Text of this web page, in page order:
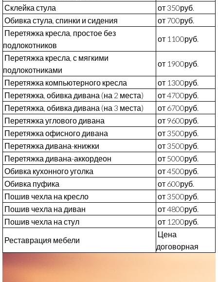
Склейка стула
от 350руб.
Обивка стула, спинки и сидения
от 700руб.
Перетяжка кресла, простое без
подлокотников
от 1100руб.
Перетяжка кресла, с мягкими
подлокотниками
от 1900руб.
Перетяжка компьютерного кресла
от 1300руб.
Перетяжка, обивка дивана (на 2 места)
от 4700руб.
Перетяжка, обивка дивана (на 3 места)
от 6700руб.
Перетяжка углового дивана
от 9600руб.
Перетяжка офисного дивана
от 3500руб.
Перетяжка дивана-книжки
от 3500руб.
Перетяжка дивана-аккордеон
от 5000руб.
Обивка кухонного уголка
от 4500руб.
Обивка пуфика
от 600руб.
Пошив чехла на кресло
от 3500руб.
Пошив чехла на диван
от 4800руб.
Пошив чехла на стул
от 1200руб.
Реставрация мебели
Цена
договорная